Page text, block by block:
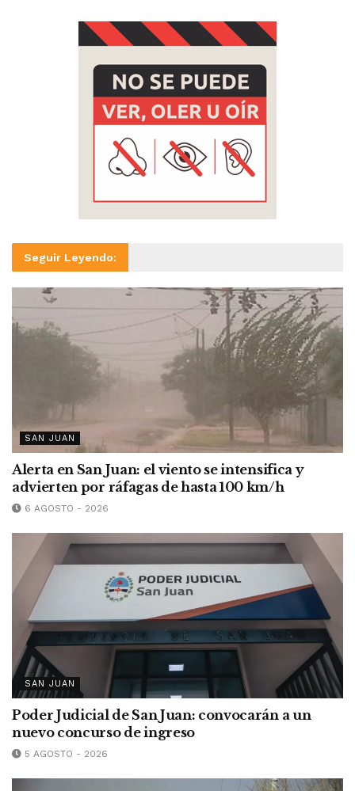
Seguir Leyendo:
SAN JUAN
Alerta en San Juan: el viento se intensifica y
advierten por ráfagas de hasta 100 km/h
6 AGOSTO - 2026
SAN JUAN
Poder Judicial de San Juan: convocarán a un
nuevo concurso de ingreso
5 AGOSTO - 2026